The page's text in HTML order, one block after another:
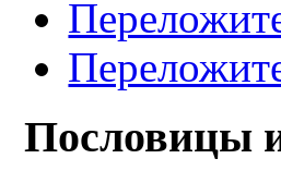
Пословицы